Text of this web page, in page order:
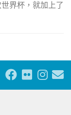
界杯，就加上了